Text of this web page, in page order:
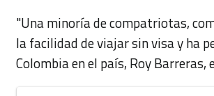
"Una minoría de compatriotas,
la facilidad de viajar sin visa y ha
Colombia en el país, Roy